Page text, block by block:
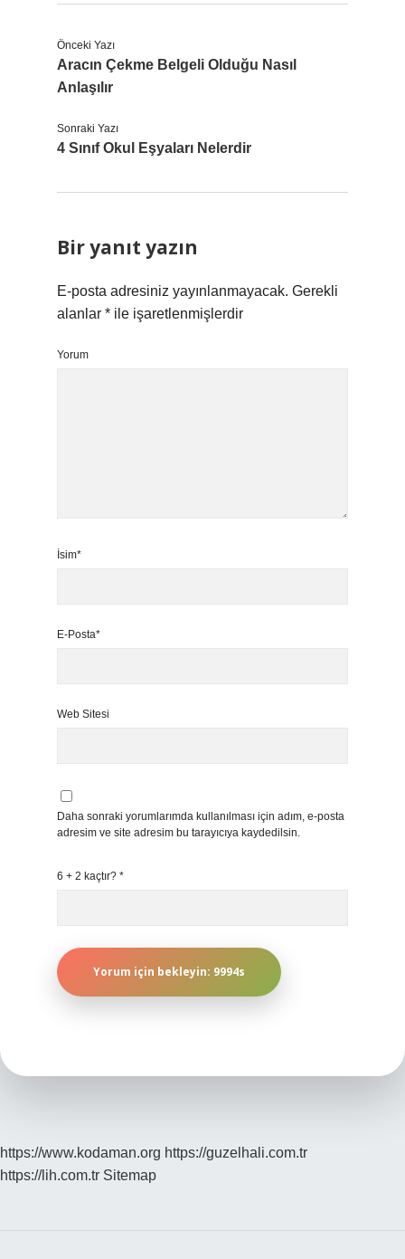
Önceki Yazı
Aracın Çekme Belgeli Olduğu Nasıl
Anlaşılır
Sonraki Yazı
4 Sınıf Okul Eşyaları Nelerdir
Bir yanıt yazın
E-posta adresiniz yayınlanmayacak. Gerekli
alanlar * ile işaretlenmişlerdir
Yorum
İsim*
E-Posta*
Web Sitesi
Daha sonraki yorumlarımda kullanılması için adım, e-posta
adresim ve site adresim bu tarayıcıya kaydedilsin.
6 + 2 kaçtır? *
https://www.kodaman.org https://guzelhali.com.tr
https://lih.com.tr Sitemap